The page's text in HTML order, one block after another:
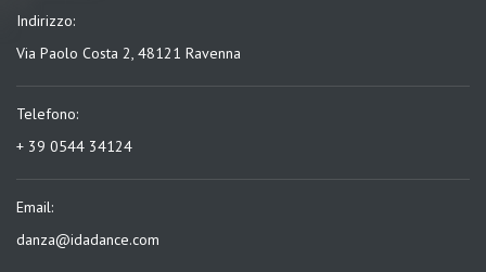
Indirizzo:
Via Paolo Costa 2, 48121 Ravenna
Telefono:
+ 39 0544 34124
Email:
danza@idadance.com